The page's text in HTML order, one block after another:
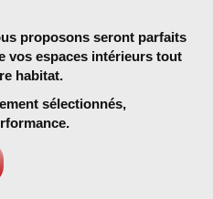
proposons seront parfaits
vos espaces intérieurs tout
habitat.
sélectionnés,